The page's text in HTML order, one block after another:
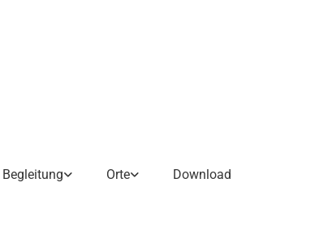
Begleitung Orte Download